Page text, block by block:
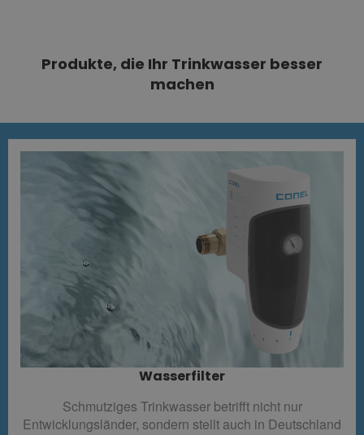
Produkte, die Ihr Trinkwasser besser
machen
Wasserfilter​
Schmutziges Trinkwasser betrifft nicht nur
Entwicklungsländer, sondern stellt auch in Deutschland